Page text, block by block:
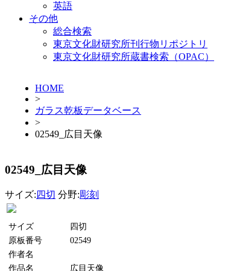
英語
その他
総合検索
東京文化財研究所刊行物リポジトリ
東京文化財研究所蔵書検索（OPAC）
HOME
>
ガラス乾板データベース
>
02549_広目天像
02549_広目天像
サイズ: 四切 分野:彫刻
サイズ
四切
原板番号
02549
作者名
作品名
広目天像